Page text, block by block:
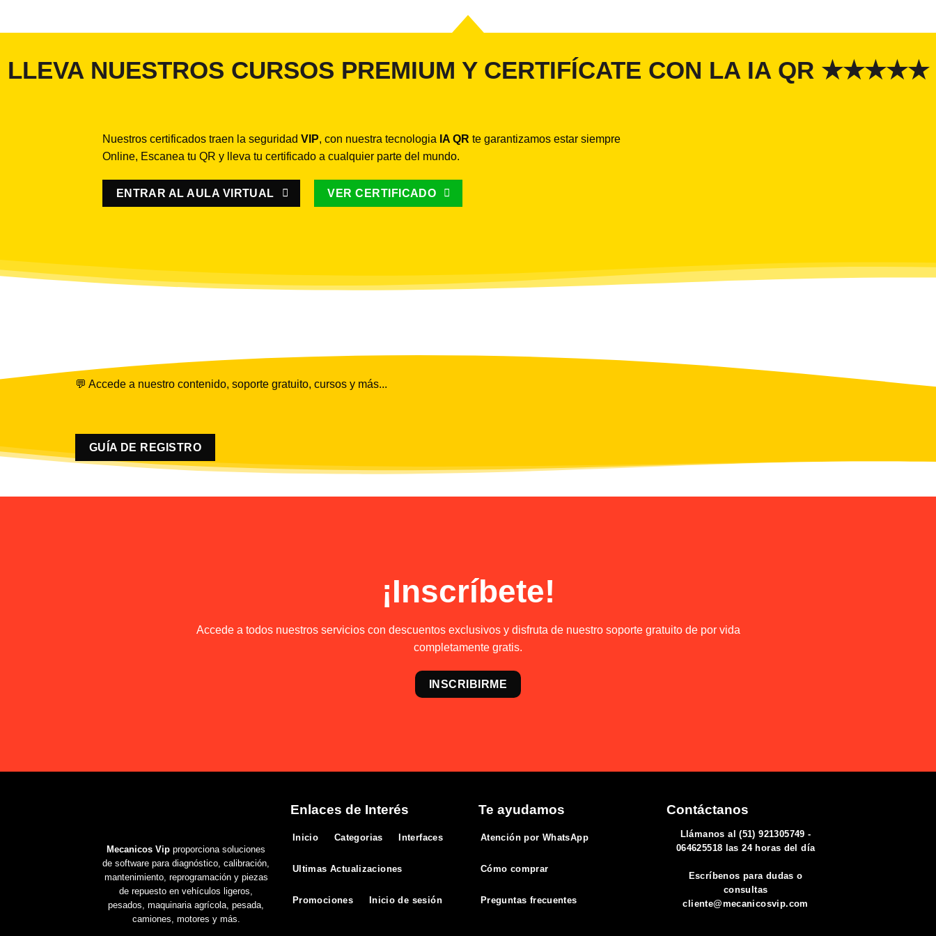
LLEVA NUESTROS CURSOS PREMIUM Y CERTIFÍCATE CON LA IA QR ★★★★★
Nuestros certificados traen la seguridad VIP, con nuestra tecnologia IA QR te garantizamos estar siempre
Online, Escanea tu QR y lleva tu certificado a cualquier parte del mundo.
ENTRAR AL AULA VIRTUAL VER CERTIFICADO
💬 Accede a nuestro contenido, soporte gratuito, cursos y más...
GUÍA DE REGISTRO
¡Inscríbete!
Accede a todos nuestros servicios con descuentos exclusivos y disfruta de nuestro soporte gratuito de por vida
completamente gratis.
INSCRIBIRME
Mecanicos Vip proporciona soluciones
de software para diagnóstico, calibración,
mantenimiento, reprogramación y piezas
de repuesto en vehículos ligeros,
pesados, maquinaria agrícola, pesada,
camiones, motores y más.
Enlaces de Interés
Inicio Categorias Interfaces
Ultimas Actualizaciones
Promociones Inicio de sesión
Te ayudamos
Atención por WhatsApp
Cómo comprar
Preguntas frecuentes
Contáctanos
Llámanos al (51) 921305749 -
064625518 las 24 horas del día
Escríbenos para dudas o
consultas
cliente@mecanicosvip.com